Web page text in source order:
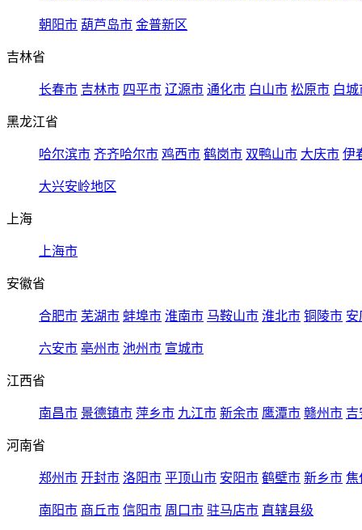
朝阳市 葫芦岛市 金普新区
吉林省
长春市 吉林市 四平市 辽源市 通化市 白山市 松原市 白城
黑龙江省
哈尔滨市 齐齐哈尔市 鸡西市 鹤岗市 双鸭山市 大庆市 伊
大兴安岭地区
上海
上海市
安徽省
合肥市 芜湖市 蚌埠市 淮南市 马鞍山市 淮北市 铜陵市 安
六安市 亳州市 池州市 宣城市
江西省
南昌市 景德镇市 萍乡市 九江市 新余市 鹰潭市 赣州市 吉
河南省
郑州市 开封市 洛阳市 平顶山市 安阳市 鹤壁市 新乡市 焦
南阳市 商丘市 信阳市 周口市 驻马店市 直辖县级